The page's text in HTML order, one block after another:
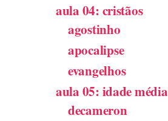
aula 04: cristãos
agostinho
apocalipse
evangelhos
aula 05: idade média
decameron